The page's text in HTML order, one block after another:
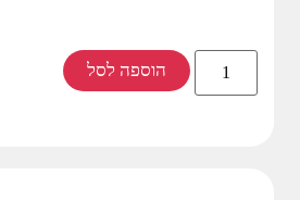
הוספה לסל